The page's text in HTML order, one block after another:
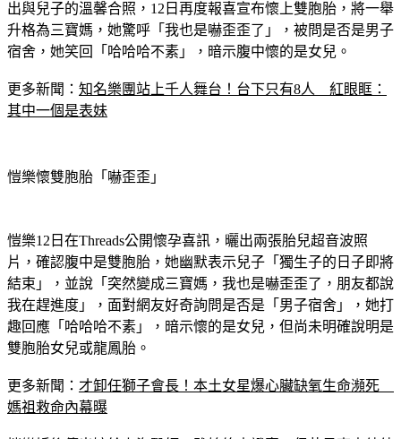
圈，2024年9月公開已婚並生下兒子，10日母親節她在社群曬
出與兒子的溫馨合照，12日再度報喜宣布懷上雙胞胎，將一舉
升格為三寶媽，她驚呼「我也是嚇歪歪了」，被問是否是男子
更多新聞：知名樂團站上千人舞台！台下只有8人　紅眼眶：
愷樂12日在Threads公開懷孕喜訊，曬出兩張胎兒超音波照
片，確認腹中是雙胞胎，她幽默表示兒子「獨生子的日子即將
結束」，並說「突然變成三寶媽，我也是嚇歪歪了，朋友都說
我在趕進度」，面對網友好奇詢問是否是「男子宿舍」，她打
趣回應「哈哈哈不素」，暗示懷的是女兒，但尚未明確說明是
更多新聞：才卸任獅子會長！本土女星爆心臟缺氧生命瀕死